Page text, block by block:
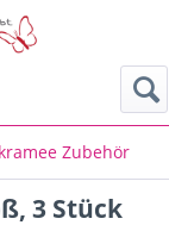
Zubehör
3 Stück